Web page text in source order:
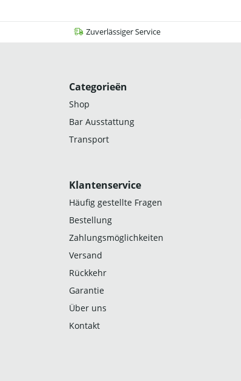
Zuverlässiger Service
Categorieën
Shop
Bar Ausstattung
Transport
Klantenservice
Häufig gestellte Fragen
Bestellung
Zahlungsmöglichkeiten
Versand
Rückkehr
Garantie
Über uns
Kontakt